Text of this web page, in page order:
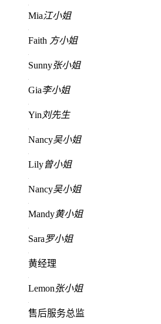
Mia江小姐
Faith 方小姐
Sunny张小姐
Gia李小姐
Yin 刘先生
Nancy吴小姐
Lily曾小姐
Nancy吴小姐
Mandy黄小姐
Sara罗小姐
黄经理
Lemon张小姐
售后服务总监